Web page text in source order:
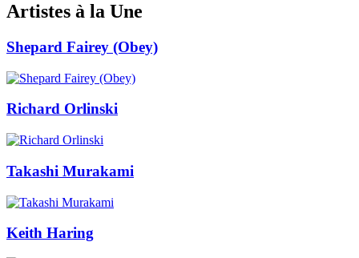
Artistes à la Une
Shepard Fairey (Obey)
Richard Orlinski
Takashi Murakami
Keith Haring